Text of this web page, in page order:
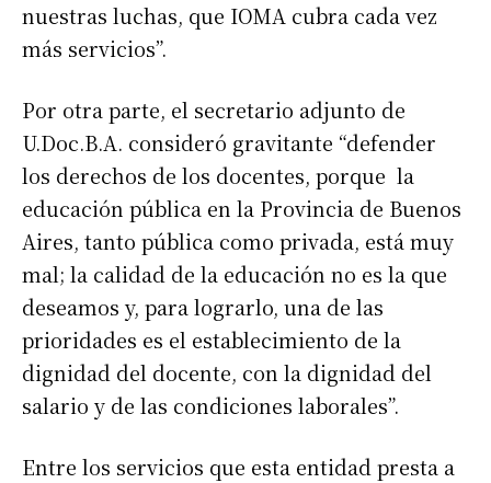
nuestras luchas, que IOMA cubra cada vez
más servicios”.
Por otra parte, el secretario adjunto de
U.Doc.B.A. consideró gravitante “defender
los derechos de los docentes, porque la
educación pública en la Provincia de Buenos
Aires, tanto pública como privada, está muy
mal; la calidad de la educación no es la que
deseamos y, para lograrlo, una de las
prioridades es el establecimiento de la
dignidad del docente, con la dignidad del
salario y de las condiciones laborales”.
Entre los servicios que esta entidad presta a